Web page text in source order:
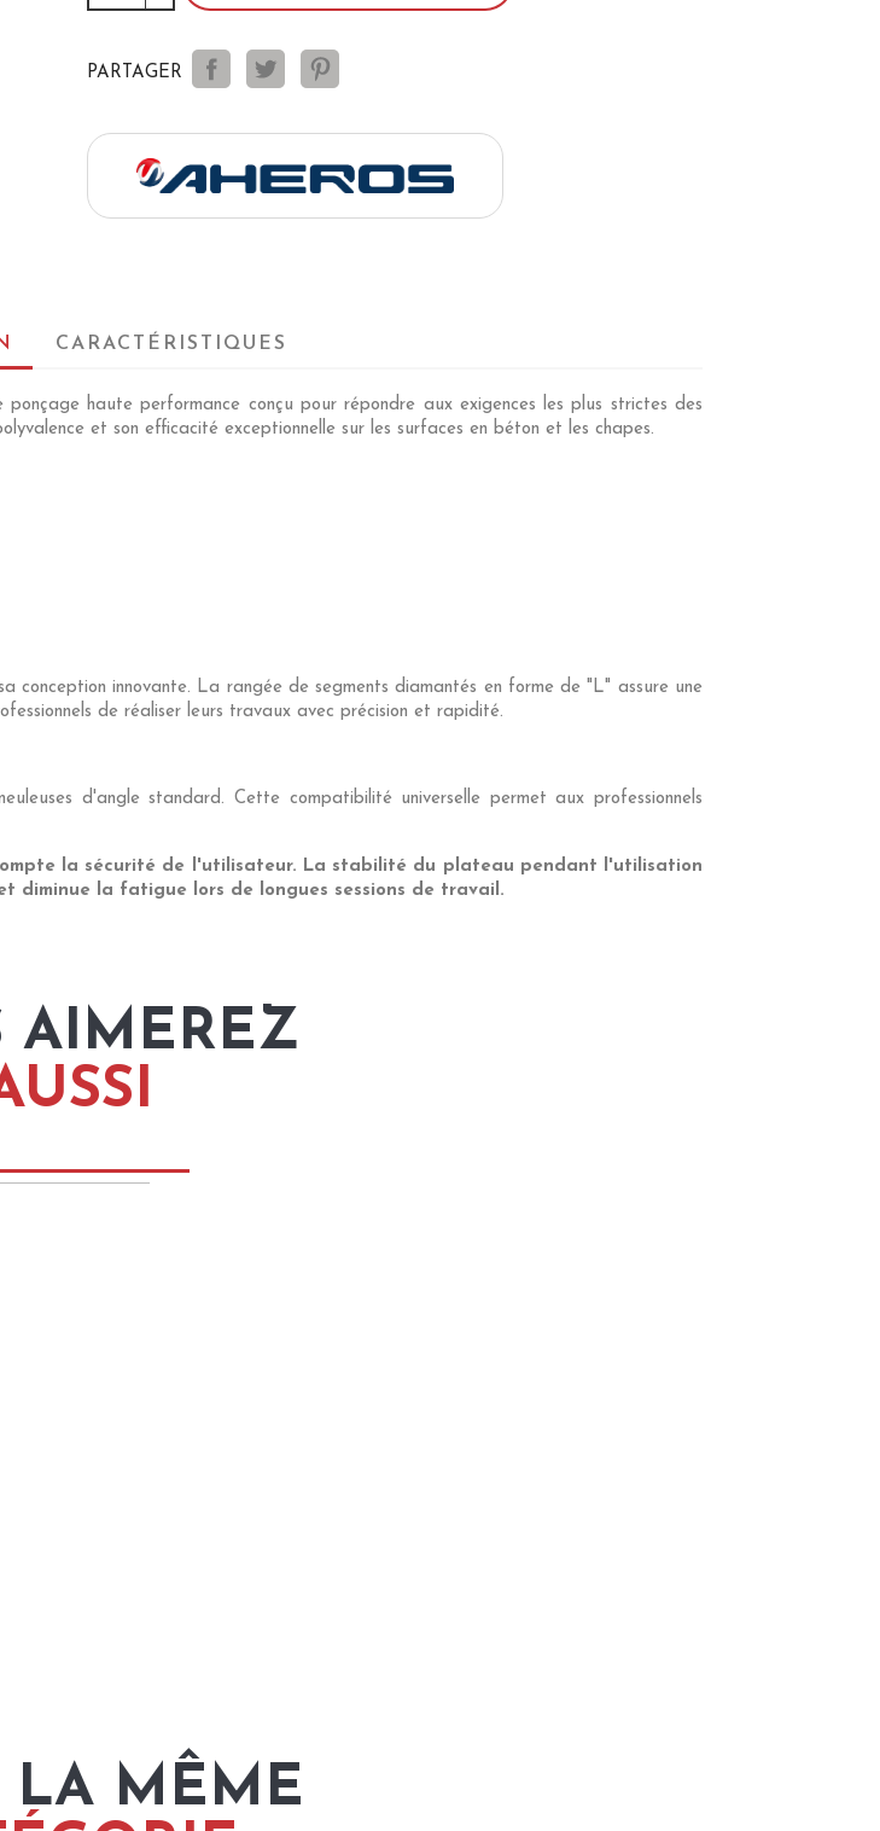
PARTAGER
CARACTÉRISTIQUES
haute performance conçu pour répondre aux exigences les plus strictes des
et son efficacité exceptionnelle sur les surfaces en béton et les chapes.
innovante. La rangée de segments diamantés en forme de "L" assure une
de réaliser leurs travaux avec précision et rapidité.
d'angle standard. Cette compatibilité universelle permet aux professionnels
la sécurité de l'utilisateur. La stabilité du plateau pendant l'utilisation
diminue la fatigue lors de longues sessions de travail.
AIMEREZ
LA MÊME